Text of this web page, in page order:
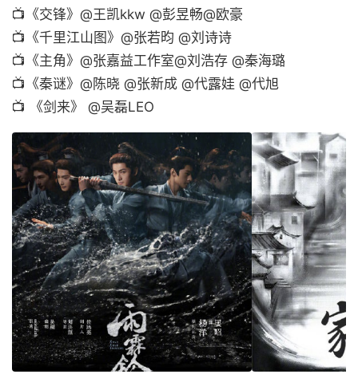
📺《交锋》@王凯kkw @彭昱畅@欧豪
📺《千里江山图》@张若昀 @刘诗诗
📺《主角》@张嘉益工作室@刘浩存 @秦海璐
📺《秦谜》@陈晓 @张新成 @代露娃 @代旭
📺 《剑来》 @吴磊LEO